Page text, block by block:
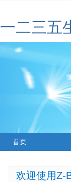
一二三五
首页
欢迎使用Z-